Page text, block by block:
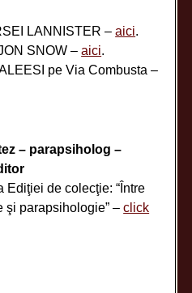
LANNISTER –aici.
SNOW –aici.
pe Via Combusta –
– parapsiholog –
Ediţiei de colecţie: “Între
şi parapsihologie” –click